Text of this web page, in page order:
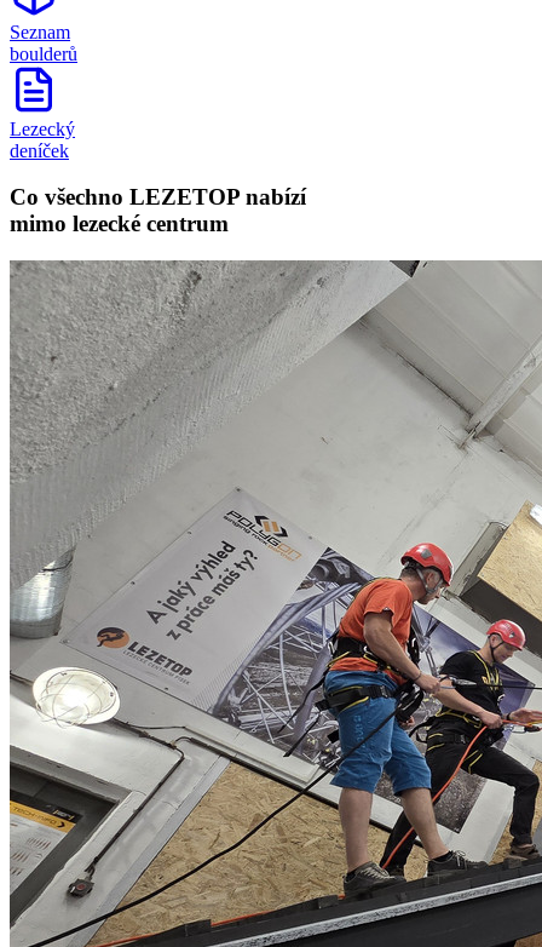
Seznam
boulderů
Lezecký
deníček
Co všechno LEZETOP nabízí
mimo lezecké centrum